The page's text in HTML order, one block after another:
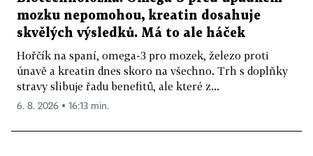
mozku nepomohou, kreatin dosahuje
skvělých výsledků. Má to ale háček
Hořčík na spaní, omega-3 pro mozek, železo proti
únavě a kreatin dnes skoro na všechno. Trh s doplňky
stravy slibuje řadu benefitů, ale které z...
6. 8. 2026 ▪ 16:13 min.